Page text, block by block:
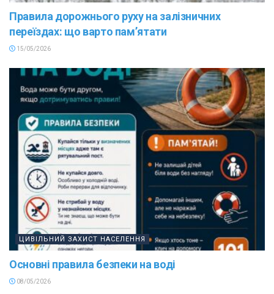
Правила дорожнього руху на залізничних
переїздах: що варто пам’ятати
15/05/2026
ЦИВІЛЬНИЙ ЗАХИСТ НАСЕЛЕННЯ
Основні правила безпеки на воді
08/05/2026